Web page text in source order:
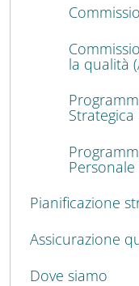
la qualità
Pianificazione
Assicurazione
Dove siamo